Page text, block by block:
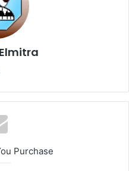
Website
Purchase